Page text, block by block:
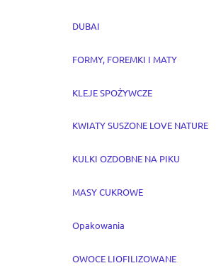
DUBAI
FORMY, FOREMKI I MATY
KLEJE SPOŻYWCZE
KWIATY SUSZONE LOVE NATURE
KULKI OZDOBNE NA PIKU
MASY CUKROWE
Opakowania
OWOCE LIOFILIZOWANE